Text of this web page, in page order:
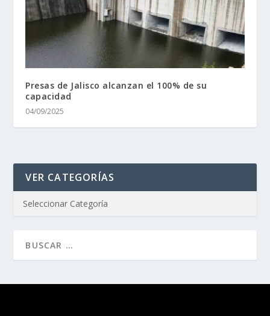
Presas de Jalisco alcanzan el 100% de su
capacidad
04/09/2025
VER CATEGORÍAS